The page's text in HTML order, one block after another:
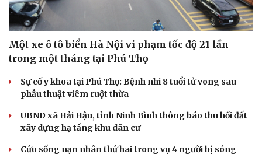
Cải chính
Một xe ô tô biển Hà Nội vi phạm tốc độ 21 lần
trong một tháng tại Phú Thọ
Sự cố y khoa tại Phú Thọ: Bệnh nhi 8 tuổi tử vong sau
phẫu thuật viêm ruột thừa
UBND xã Hải Hậu, tỉnh Ninh Bình thông báo thu hồi đất
xây dựng hạ tầng khu dân cư
Cứu sống nạn nhân thứ hai trong vụ 4 người bị sóng